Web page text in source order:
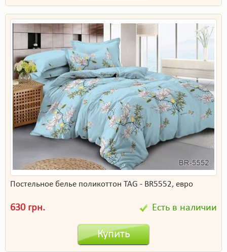
Постельное белье поликоттон TAG - BR5552, евро
630 грн. Есть в наличии
Купить